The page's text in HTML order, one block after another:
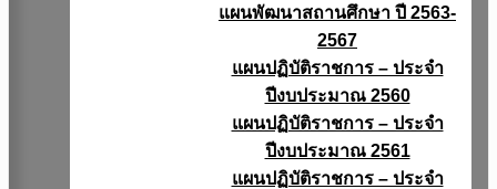
แผนพัฒนาสถานศึกษา ปี 2563-
2567
แผนปฏิบัติราชการ – ประจำ
ปีงบประมาณ 2560
แผนปฏิบัติราชการ – ประจำ
ปีงบประมาณ 2561
แผนปฏิบัติราชการ – ประจำ